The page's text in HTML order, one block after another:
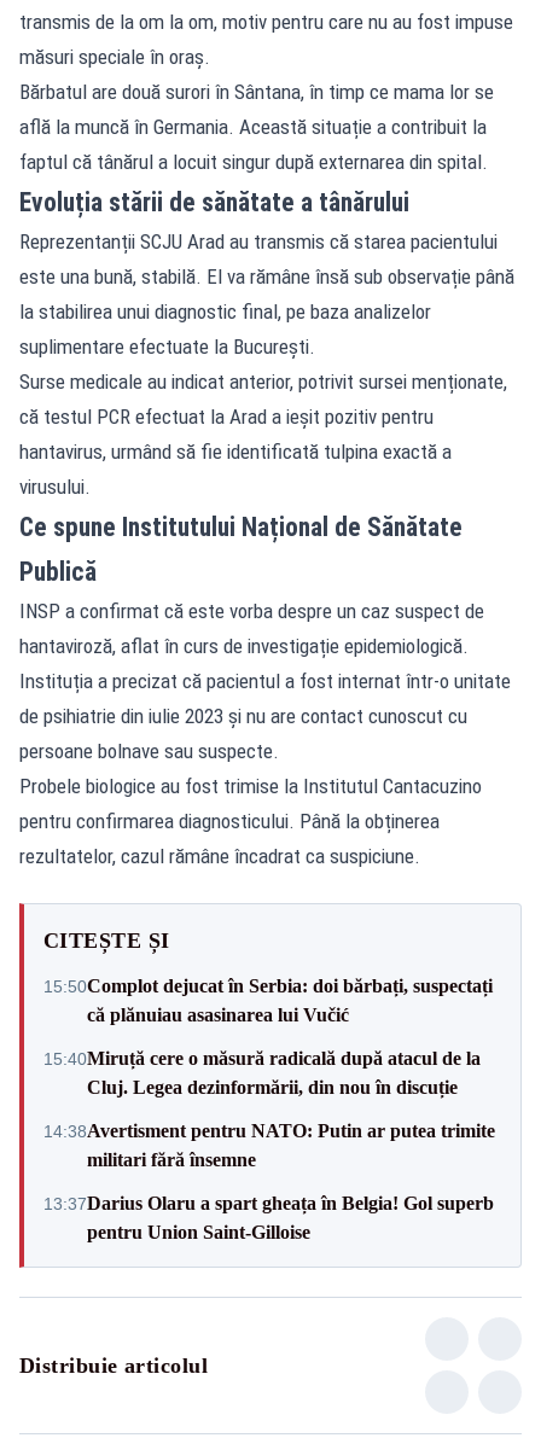
transmis de la om la om, motiv pentru care nu au fost impuse
măsuri speciale în oraș.
Bărbatul are două surori în Sântana, în timp ce mama lor se
află la muncă în Germania. Această situație a contribuit la
faptul că tânărul a locuit singur după externarea din spital.
Evoluția stării de sănătate a tânărului
Reprezentanții SCJU Arad au transmis că starea pacientului
este una bună, stabilă. El va rămâne însă sub observație până
la stabilirea unui diagnostic final, pe baza analizelor
suplimentare efectuate la București.
Surse medicale au indicat anterior, potrivit sursei menționate,
că testul PCR efectuat la Arad a ieșit pozitiv pentru
hantavirus, urmând să fie identificată tulpina exactă a
virusului.
Ce spune Institutului Național de Sănătate
Publică
INSP a confirmat că este vorba despre un caz suspect de
hantaviroză, aflat în curs de investigație epidemiologică.
Instituția a precizat că pacientul a fost internat într-o unitate
de psihiatrie din iulie 2023 și nu are contact cunoscut cu
persoane bolnave sau suspecte.
Probele biologice au fost trimise la Institutul Cantacuzino
pentru confirmarea diagnosticului. Până la obținerea
rezultatelor, cazul rămâne încadrat ca suspiciune.
CITEȘTE ȘI
15:50Complot dejucat în Serbia: doi bărbați, suspectați
că plănuiau asasinarea lui Vučić
15:40Miruță cere o măsură radicală după atacul de la
Cluj. Legea dezinformării, din nou în discuție
14:38Avertisment pentru NATO: Putin ar putea trimite
militari fără însemne
13:37Darius Olaru a spart gheața în Belgia! Gol superb
pentru Union Saint-Gilloise
Distribuie articolul